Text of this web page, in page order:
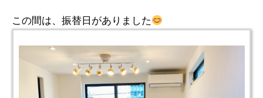
この間は、振替日がありました